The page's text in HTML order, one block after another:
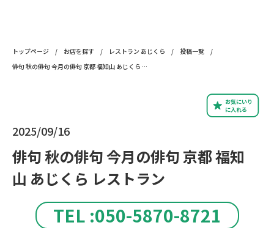
トップページ / お店を探す / レストラン あじくら / 投稿一覧
/
俳句 秋の俳句 今月の俳句 京都 福知山 あじくら レストラン
2025/09/16
俳句 秋の俳句 今月の俳句 京都 福知
山 あじくら レストラン
お気にいり
に入れる
TEL :050-5870-8721